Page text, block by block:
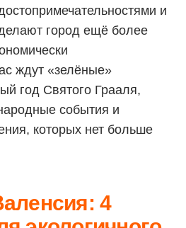
и
город ещё более
ждут «зелёные»
год Святого Грааля,
события и
которых нет больше
4